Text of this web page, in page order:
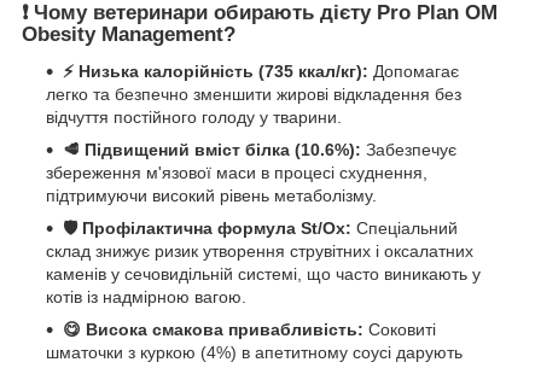
❗️ Чому ветеринари обирають дієту Pro Plan OM
Obesity Management?
⚡️ Низька калорійність (735 ккал/кг): Допомагає
легко та безпечно зменшити жирові відкладення без
відчуття постійного голоду у тварини.
🥩 Підвищений вміст білка (10.6%): Забезпечує
збереження м'язової маси в процесі схуднення,
підтримуючи високий рівень метаболізму.
🛡 Профілактична формула St/Ox: Спеціальний
склад знижує ризик утворення струвітних і оксалатних
каменів у сечовидільній системі, що часто виникають у
котів із надмірною вагою.
😋 Висока смакова привабливість: Соковиті
шматочки з куркою (4%) в апетитному соусі дарують